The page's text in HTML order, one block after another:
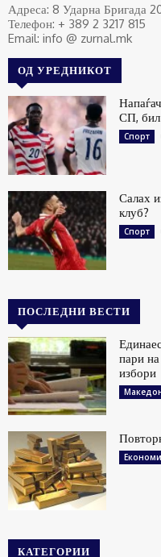
Адреса: 8 Ударна Бригада
Телефон: + 389 2 3217 815
Email: info @ zurnal.mk
ОД УРЕДНИКОТ
СП, бил
Спорт
Салах
клуб?
Спорт
ПОСЛЕДНИ ВЕСТИ
пари
избори
КАТЕГОРИИ